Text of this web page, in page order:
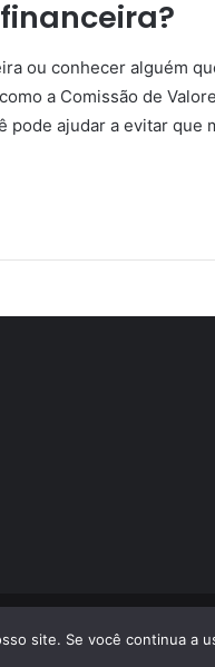
ou conhecer alguém
a Comissão de
pode ajudar a evitar que
site. Se você continua a